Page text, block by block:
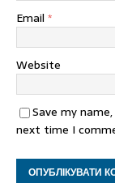
Email *
Website
Save my
next time I